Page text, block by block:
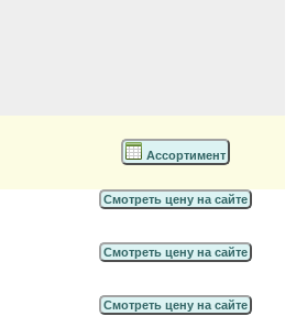
Ассортимент
Смотреть цену на сайте
Смотреть цену на сайте
Смотреть цену на сайте